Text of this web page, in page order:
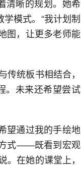
清晰的规划。她希
模式。“我计划制
图，让更多老师能
统板书相结合，
。未来还希望尝试
望通过我的手绘地
方式——既看到宏观
在她的课堂上，